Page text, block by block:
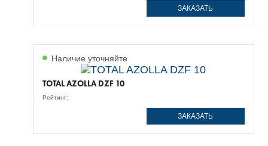
ЗАКАЗАТЬ
Наличие уточняйте
TOTAL AZOLLA DZF 10
Рейтинг:
ЗАКАЗАТЬ